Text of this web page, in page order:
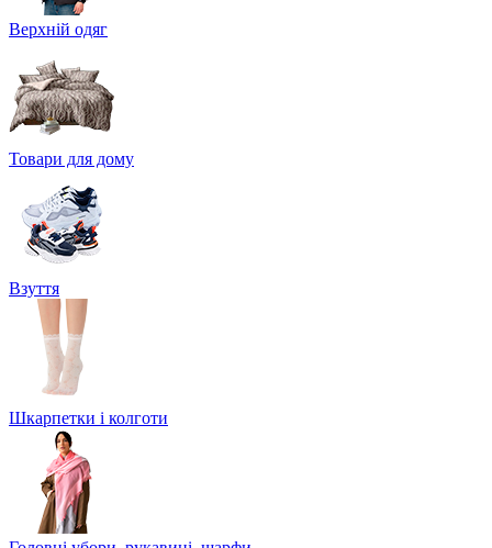
Верхній одяг
Товари для дому
Взуття
Шкарпетки і колготи